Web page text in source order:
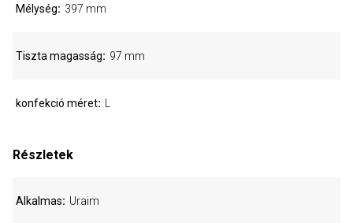
Mélység 397 mm
Tiszta magasság 97 mm
konfekció méret
Részletek
Alkalmas Uraim